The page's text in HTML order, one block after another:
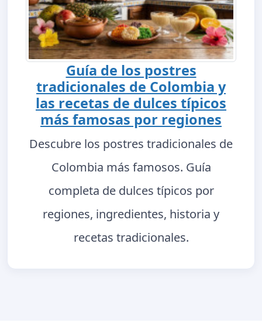
Guía de los postres
tradicionales de Colombia y
las recetas de dulces típicos
más famosas por regiones
Descubre los postres tradicionales de
Colombia más famosos. Guía
completa de dulces típicos por
regiones, ingredientes, historia y
recetas tradicionales.